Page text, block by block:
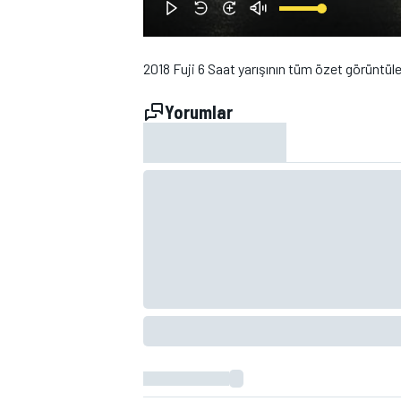
WRC
2018 Fuji 6 Saat yarışının tüm özet
Yorumlar